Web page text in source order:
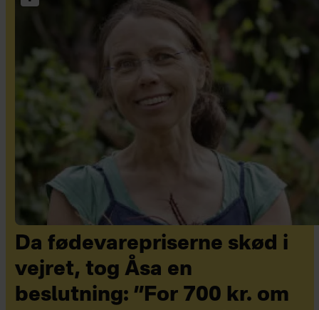
Da fødevarepriserne skød i
vejret, tog Åsa en
beslutning: ”For 700 kr. om